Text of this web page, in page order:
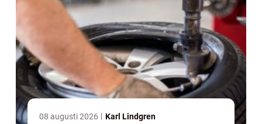
08 augusti 2026 Karl Lindgren